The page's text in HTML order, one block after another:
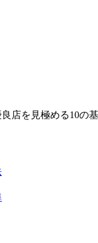
店を見極める10の